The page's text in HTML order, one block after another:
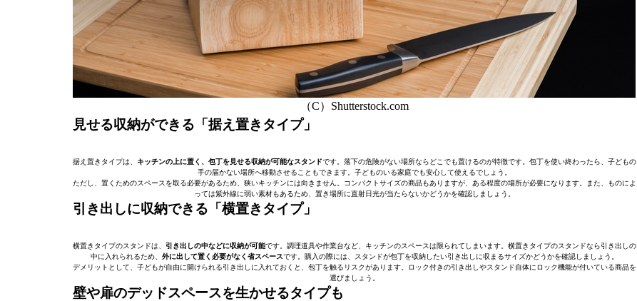
（C）Shutterstock.com
見せる収納ができる「据え置きタイプ」
据え置きタイプは、 キッチンの上に置く、包丁を見せる収納が可能なスタンドです。落下の危険がない場所ならどこでも置けるのが特徴です。包丁を使い終わったら、子どもの
手の届かない場所へ移動させることもできます。子どものいる家庭でも安心して使えるでしょう。
ただし、置くためのスペースを取る必要があるため、狭いキッチンには向きません。コンパクトサイズの商品もありますが、ある程度の場所が必要になります。また、ものによ
っては紫外線に弱い素材もあるため、置き場所に直射日光が当たらないかどうかを確認しましょう。
引き出しに収納できる「横置きタイプ」
横置きタイプのスタンドは、 引き出しの中などに収納が可能です。調理道具や作業台など、キッチンのスペースは限られてしまいます。横置きタイプのスタンドなら引き出しの
中に入れられるため、 外に出して置く必要がなく省スペースです。購入の際には、スタンドが包丁を収納したい引き出しに収まるサイズかどうかを確認しましょう。
デメリットとして、子どもが自由に開けられる引き出しに入れておくと、包丁を触るリスクがあります。ロック付きの引き出しやスタンド自体にロック機能が付いている商品を
選びましょう。
壁や扉のデッドスペースを生かせるタイプも